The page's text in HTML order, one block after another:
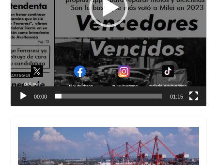
00:00 01:15